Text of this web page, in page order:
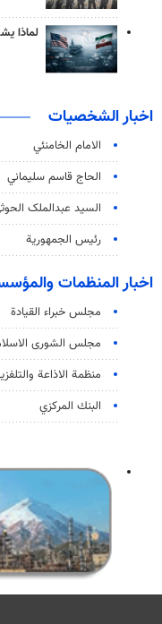
لماذا
اخبار الشخصيات
الامام الخامنئي
الحاج قاسم سليماني
السید عبدالملک
رئيس الجمهورية
اخبار المنظمات
مجلس خبراء القيادة
مجلس الشورى
منظمة الاذاعة
البنك المركزي